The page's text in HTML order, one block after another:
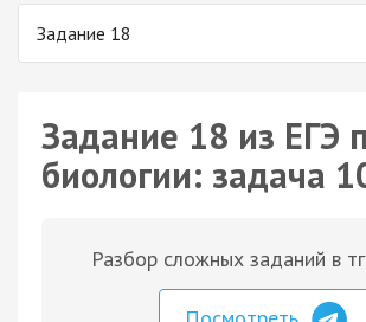
Задание 18
Задание 18 из ЕГЭ
биологии: задача
Разбор сложных заданий в